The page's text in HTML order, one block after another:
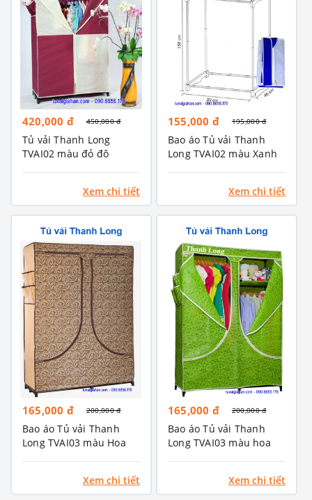
420,000 đ 450,000 đ
Tủ vải Thanh Long
TVAI02 màu đỏ đô
Xem chi tiết
155,000 đ 195,000 đ
Bao áo Tủ vải Thanh
Long TVAI02 màu Xanh
Xem chi tiết
165,000 đ 200,000 đ
Bao áo Tủ vải Thanh
Long TVAI03 màu Hoa
Xem chi tiết
165,000 đ 200,000 đ
Bao áo Tủ vải Thanh
Long TVAI03 màu hoa
Xem chi tiết